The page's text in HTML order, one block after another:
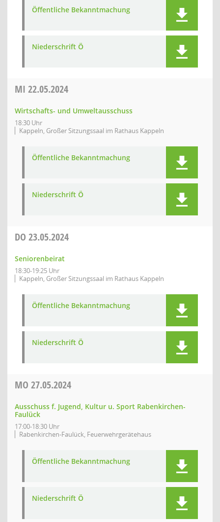
Öffentliche Bekanntmachung
Niederschrift Ö
MI 22.05.2024
Wirtschafts- und Umweltausschuss
18:30 Uhr
Kappeln, Großer Sitzungssaal im Rathaus Kappeln
Öffentliche Bekanntmachung
Niederschrift Ö
DO 23.05.2024
Seniorenbeirat
18:30-19:25 Uhr
Kappeln, Großer Sitzungssaal im Rathaus Kappeln
Öffentliche Bekanntmachung
Niederschrift Ö
MO 27.05.2024
Ausschuss f. Jugend, Kultur u. Sport Rabenkirchen-
Faulück
17:00-18:30 Uhr
Rabenkirchen-Faulück, Feuerwehrgerätehaus
Öffentliche Bekanntmachung
Niederschrift Ö